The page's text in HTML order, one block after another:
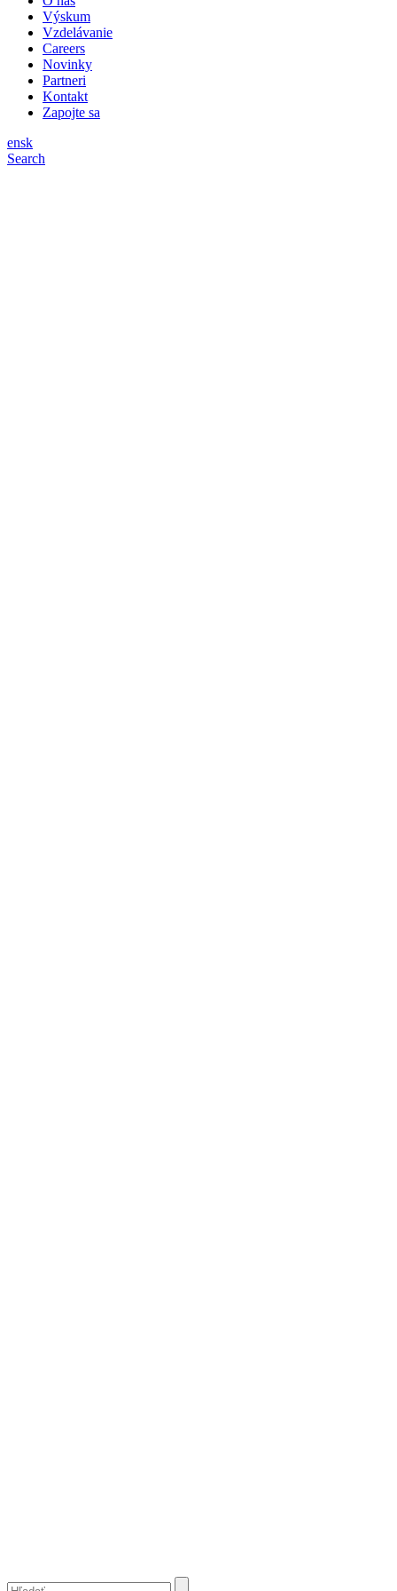
Výskum
Vzdelávanie
Careers
Novinky
Partneri
Kontakt
Zapojte sa
ensk
Search